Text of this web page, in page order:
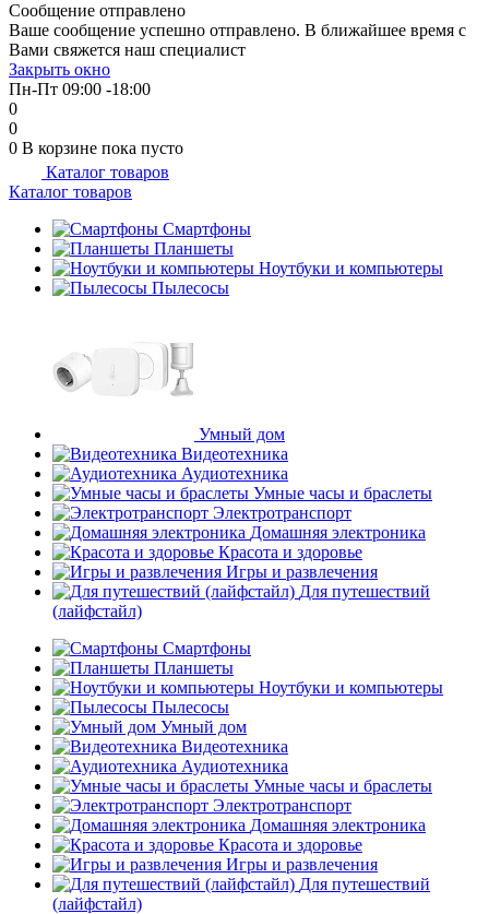
Сообщение отправлено
Ваше сообщение успешно отправлено. В ближайшее время с
Вами свяжется наш специалист
Закрыть окно
Пн-Пт 09:00 -18:00
0
0
0 В корзине пока пусто
Каталог товаров
Каталог товаров
Смартфоны
Планшеты
Ноутбуки и компьютеры
Пылесосы
Умный дом
Видеотехника
Аудиотехника
Умные часы и браслеты
Электротранспорт
Домашняя электроника
Красота и здоровье
Игры и развлечения
Для путешествий
(лайфстайл)
Смартфоны
Планшеты
Ноутбуки и компьютеры
Пылесосы
Умный дом
Видеотехника
Аудиотехника
Умные часы и браслеты
Электротранспорт
Домашняя электроника
Красота и здоровье
Игры и развлечения
Для путешествий
(лайфстайл)